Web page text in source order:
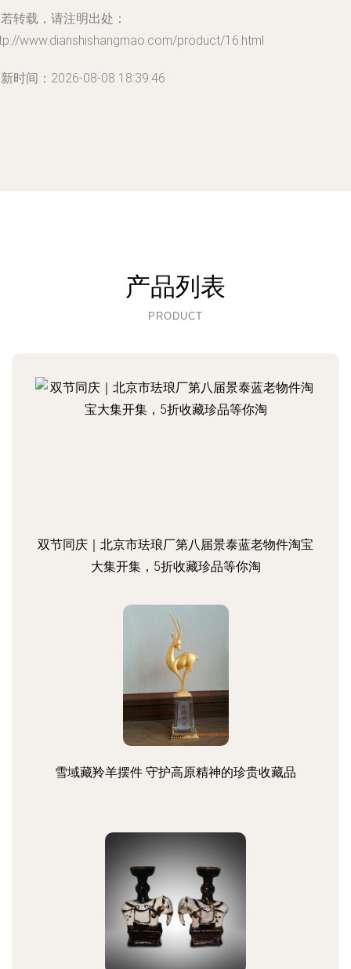
转载，请注明出处：
www.dianshishangmao.com/product/16.html
时间：2026-08-08 18:39:46
产品列表
PRODUCT
双节同庆｜北京市珐琅厂第八届景泰蓝老物件淘宝
大集开集，5折收藏珍品等你淘
雪域藏羚羊摆件 守护高原精神的珍贵收藏品